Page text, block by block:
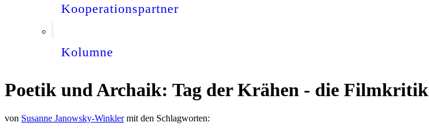
Kooperationspartner
Kolumne
Poetik und Archaik: Tag der Krähen - die Filmkritik
von Susanne Janowsky-Winkler mit den Schlagworten: